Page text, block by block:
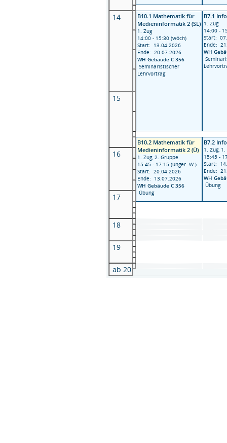
14
B10.1 Mathematik für
Medieninformatik 2 (SL)
1. Zug
14:00 - 15:30 (wöch)
Start: 13.04.2026
Ende: 20.07.2026
WH Gebäude C 356
Seminaristischer
Lehrvortrag
B7.1
1. Zug
14:00 -
Start:
Ende:
WH
15
B10.2 Mathematik für
Medieninformatik 2 (Ü)
1. Zug, 2. Gruppe
15:45 - 17:15 (unger. W.)
Start: 20.04.2026
Ende: 13.07.2026
WH Gebäude C 356
Übung
B7.2
1. Zug,
15:45 -
Start:
Ende:
WH
Übung
16
17
18
19
ab 20